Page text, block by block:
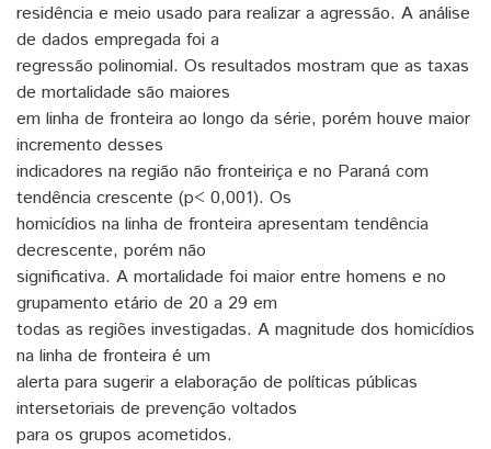
residência e meio usado para realizar a agressão. A análise
de dados empregada foi a
regressão polinomial. Os resultados mostram que as taxas
de mortalidade são maiores
em linha de fronteira ao longo da série, porém houve maior
incremento desses
indicadores na região não fronteiriça e no Paraná com
tendência crescente (p< 0,001). Os
homicídios na linha de fronteira apresentam tendência
decrescente, porém não
significativa. A mortalidade foi maior entre homens e no
grupamento etário de 20 a 29 em
todas as regiões investigadas. A magnitude dos homicídios
na linha de fronteira é um
alerta para sugerir a elaboração de políticas públicas
intersetoriais de prevenção voltados
para os grupos acometidos.